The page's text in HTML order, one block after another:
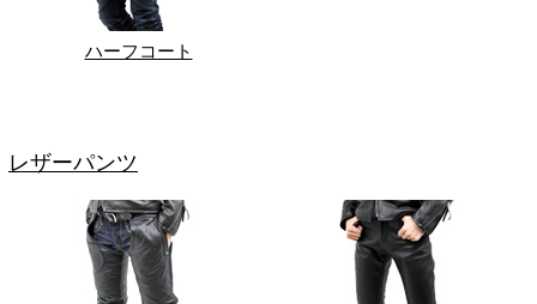
ハーフコート
レザーパンツ